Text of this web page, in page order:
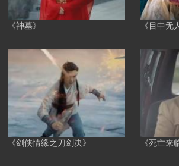
《神墓》 《目中无
《剑侠情缘之刀剑决》 《死亡来